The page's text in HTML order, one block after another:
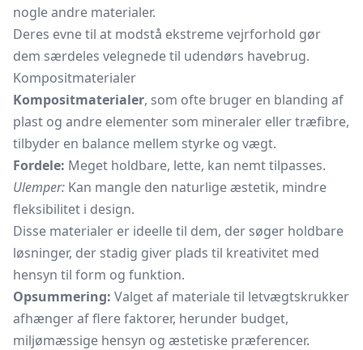
nogle andre materialer.
Deres evne til at modstå ekstreme vejrforhold gør
dem særdeles velegnede til udendørs havebrug.
Kompositmaterialer
Kompositmaterialer, som ofte bruger en blanding af
plast og andre elementer som mineraler eller træfibre,
tilbyder en balance mellem styrke og vægt.
Fordele: Meget holdbare, lette, kan nemt tilpasses.
Ulemper: Kan mangle den naturlige æstetik, mindre
fleksibilitet i design.
Disse materialer er ideelle til dem, der søger holdbare
løsninger, der stadig giver plads til kreativitet med
hensyn til form og funktion.
Opsummering: Valget af materiale til letvægtskrukker
afhænger af flere faktorer, herunder budget,
miljømæssige hensyn og æstetiske præferencer.